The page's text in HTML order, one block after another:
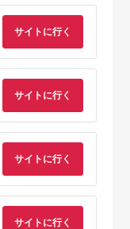
チョイ
】 衣
コン
イリ
レー
サー
部屋
コン
自動
お手
気 アイ
円
出典：ふるさとチョ
宮城県 大河原町
衣類乾燥 除湿機 除湿
器 コンプレッサー式
除湿量 7L IJC-P70-H
グレー 梅雨 洗濯物干
し 室内物干し 部屋干
し 結露対策 節電 省
ネ 花粉対策 湿気 寝
タオル アイリスオー
ヤマ
寄付金額:60,000
サイトに行く
サイトに行く
サイトに行く
サイトに行く